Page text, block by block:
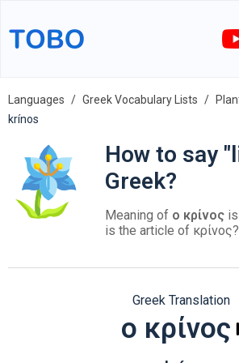
Languages Greek Vocabulary Lists
krínos
How to say
Greek?
Meaning of ο κρίνος is
is the article of κρίνος?
Greek Translation
ο κρίνος